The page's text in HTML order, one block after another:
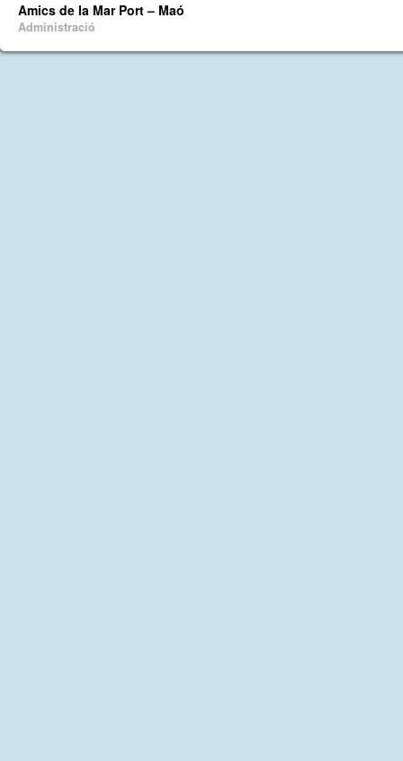
Amics de la Mar Port – Maó
Administració